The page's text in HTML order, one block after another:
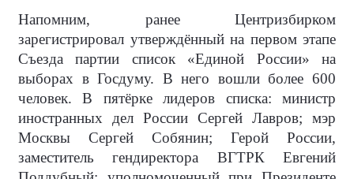
Напомним, ранее Центризбирком
зарегистрировал утверждённый на первом этапе
Съезда партии список «Единой России» на
выборах в Госдуму. В него вошли более 600
человек. В пятёрке лидеров списка: министр
иностранных дел России Сергей Лавров; мэр
Москвы Сергей Собянин; Герой России,
заместитель гендиректора ВГТРК Евгений